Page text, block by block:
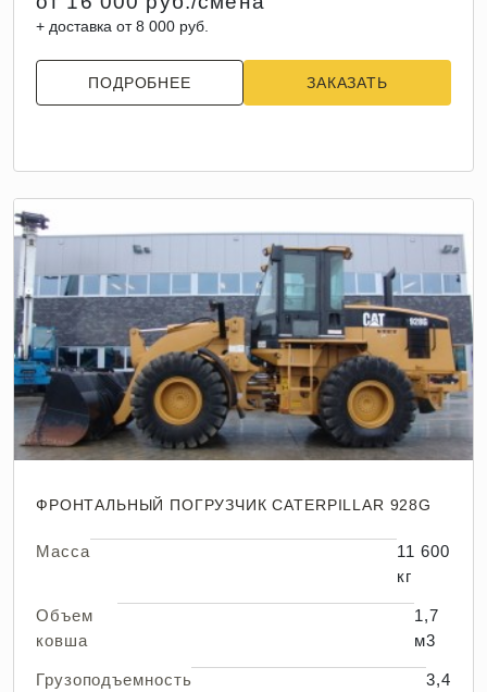
+ доставка от 8 000 руб.
ПОДРОБНЕЕ ЗАКАЗАТЬ
ФРОНТАЛЬНЫЙ ПОГРУЗЧИК CATERPILLAR 928G
Масса
11 600
кг
Объем
ковша
1,7
м3
Грузоподъемность
3,4